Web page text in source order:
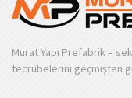
Murat Yapı Prefabrik –
tecrübelerini geçmişten